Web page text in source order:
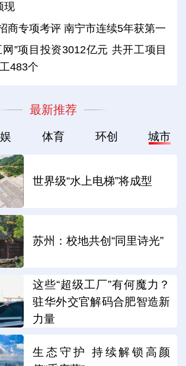
现
商专项考评 南宁市连续5年获第一
网”项目投资3012亿元 共开工项目
483个
最新推荐
体育 环创 城市
世界级“水上电梯”将成型
苏州：校地共创“同里诗光”
这些“超级工厂”有何魔力？
驻华外交官解码合肥智造新
力量
生态守护 持续解锁高颜